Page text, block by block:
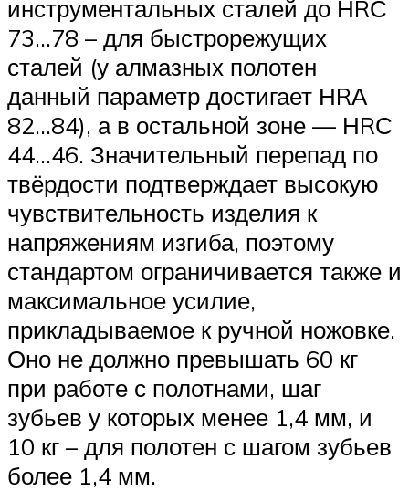
инструментальных сталей до НRС
73…78 – для быстрорежущих
сталей (у алмазных полотен
данный параметр достигает НRА
82…84), а в остальной зоне — НRС
44…46. Значительный перепад по
твёрдости подтверждает высокую
чувствительность изделия к
напряжениям изгиба, поэтому
стандартом ограничивается также и
максимальное усилие,
прикладываемое к ручной ножовке.
Оно не должно превышать 60 кг
при работе с полотнами, шаг
зубьев у которых менее 1,4 мм, и
10 кг – для полотен с шагом зубьев
более 1,4 мм.